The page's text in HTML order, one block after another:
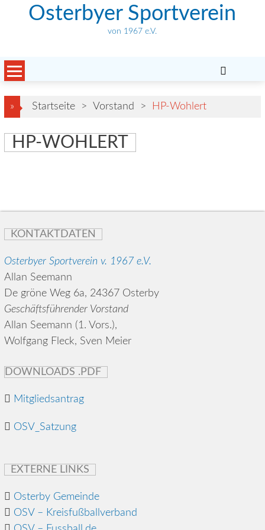
Osterbyer Sportverein
von 1967 e.V.
» Startseite > Vorstand > HP-Wohlert
HP-WOHLERT
KONTAKTDATEN
Osterbyer Sportverein v. 1967 e.V.
Allan Seemann
De gröne Weg 6a, 24367 Osterby
Geschäftsführender Vorstand
Allan Seemann (1. Vors.),
Wolfgang Fleck, Sven Meier
DOWNLOADS .PDF
Mitgliedsantrag
OSV_Satzung
EXTERNE LINKS
Osterby Gemeinde
OSV – Kreisfußballverband